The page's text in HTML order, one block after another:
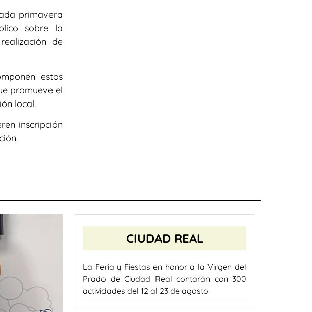
primavera
sobre la
de
estos
promueve el
local.
inscripción
CIUDAD REAL
La Feria y Fiestas en honor a la Virgen del
Prado de Ciudad Real contarán con 300
actividades del 12 al 23 de agosto